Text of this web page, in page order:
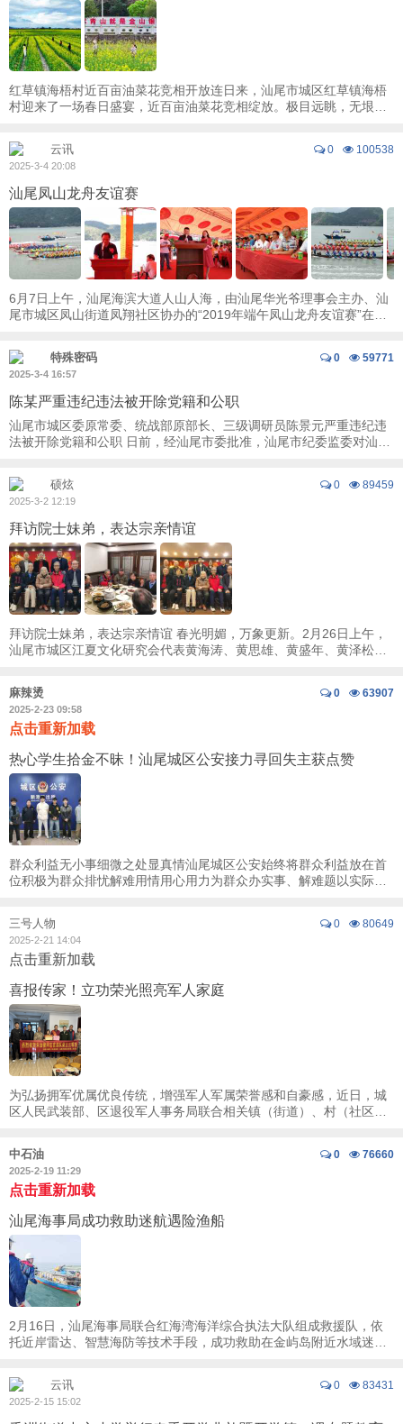
红草镇海梧村近百亩油菜花竞相开放连日来，汕尾市城区红草镇海梧
村迎来了一场春日盛宴，近百亩油菜花竞相绽放。极目远眺，无垠的
0 100538
云讯
2025-3-4 20:08
汕尾凤山龙舟友谊赛
6月7日上午，汕尾海滨大道人山人海，由汕尾华光爷理事会主办、汕
尾市城区凤山街道凤翔社区协办的“2019年端午凤山龙舟友谊赛”在凤
0 59771
特殊密码
2025-3-4 16:57
陈某严重违纪违法被开除党籍和公职
汕尾市城区委原常委、统战部原部长、三级调研员陈景元严重违纪违
法被开除党籍和公职 日前，经汕尾市委批准，汕尾市纪委监委对汕尾
0 89459
硕炫
2025-3-2 12:19
拜访院士妹弟，表达宗亲情谊
拜访院士妹弟，表达宗亲情谊 春光明媚，万象更新。2月26日上午，
汕尾市城区江夏文化研究会代表黄海涛、黄思雄、黄盛年、黄泽松一
0 63907
麻辣烫
2025-2-23 09:58
点击重新加载
热心学生拾金不昧！汕尾城区公安接力寻回失主获点赞
群众利益无小事细微之处显真情汕尾城区公安始终将群众利益放在首
位积极为群众排忧解难用情用心用力为群众办实事、解难题以实际行
0 80649
三号人物
2025-2-21 14:04
点击重新加载
喜报传家！立功荣光照亮军人家庭
为弘扬拥军优属优良传统，增强军人军属荣誉感和自豪感，近日，城
区人民武装部、区退役军人事务局联合相关镇（街道）、村（社区）
0 76660
中石油
2025-2-19 11:29
点击重新加载
汕尾海事局成功救助迷航遇险渔船
2月16日，汕尾海事局联合红海湾海洋综合执法大队组成救援队，依
托近岸雷达、智慧海防等技术手段，成功救助在金屿岛附近水域迷航
0 83431
云讯
2025-2-15 15:02